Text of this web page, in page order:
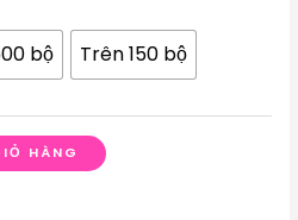
bộ Trên 150 bộ
HÀNG